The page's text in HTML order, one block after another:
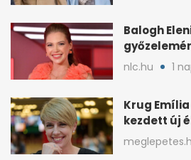
Balogh
külseje
nlc.hu 1
Krug
kezdett új